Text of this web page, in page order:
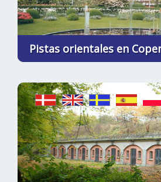
Pistas orientales en